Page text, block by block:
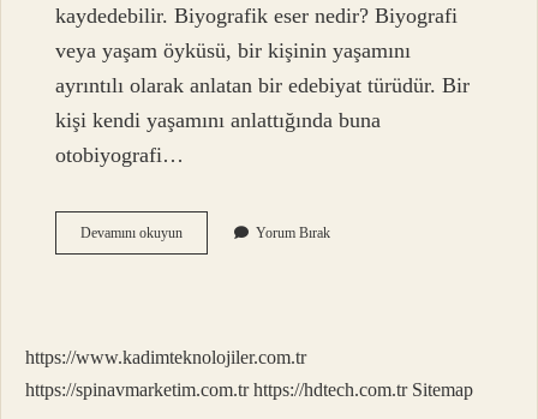
kaydedebilir. Biyografik eser nedir? Biyografi
veya yaşam öyküsü, bir kişinin yaşamını
ayrıntılı olarak anlatan bir edebiyat türüdür. Bir
kişi kendi yaşamını anlattığında buna
otobiyografi…
Devamını okuyunBiyografik
Eserler
Yorum Bırak
https://www.kadimteknolojiler.com.tr
https://spinavmarketim.com.tr https://hdtech.com.tr Sitemap